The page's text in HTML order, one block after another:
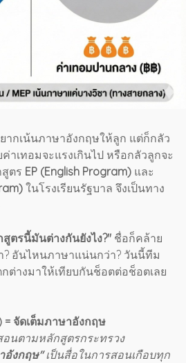
กเน้นภาษาอังกฤษให้ลูก แต่ก็กลัว
ค่าเทอมจะแรงเกินไป หรือกลัวลูกจะ
ตร EP (English Program) และ
ในโรงเรียนรัฐบาล จึงเป็นทาง
ตรนี้มันต่างกันยังไง?" ชื่อก็คล้าย
อันไหนภาษาแน่นกว่า? วันนี้ทีม
ต่างมาให้เทียบกันช็อตต่อช็อตเลย
= จัดเต็มภาษาอังกฤษ
อนตามหลักสูตรกระทรวง
อังกฤษ"เป็นสื่อในการสอนเกือบทุก